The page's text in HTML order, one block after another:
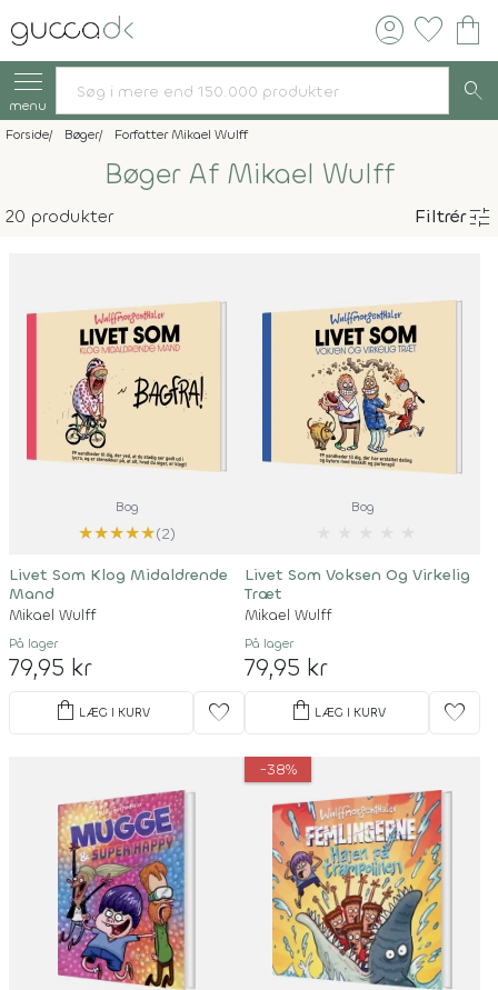
account_circle favorite shopping_bag
menu search
Forside Bøger Forfatter Mikael Wulff
Bøger Af Mikael Wulff
20 produkter Filtrértune
Bog
★★★★★(2)
Livet Som Klog Midaldrende
Mand
Mikael Wulff
På lager
79,95 kr
shopping_bag LÆG I KURV favorite
Bog
Livet Som Voksen Og Virkelig
Træt
Mikael Wulff
På lager
79,95 kr
shopping_bag LÆG I KURV favorite
-38%